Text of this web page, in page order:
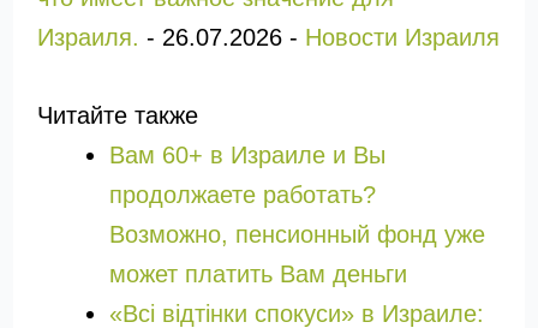
Израиля. - 26.07.2026- Новости Израиля
Читайте также
Вам 60+ в Израиле и Вы
продолжаете работать?
Возможно, пенсионный фонд уже
может платить Вам деньги
«Всі відтінки спокуси» в Израиле: